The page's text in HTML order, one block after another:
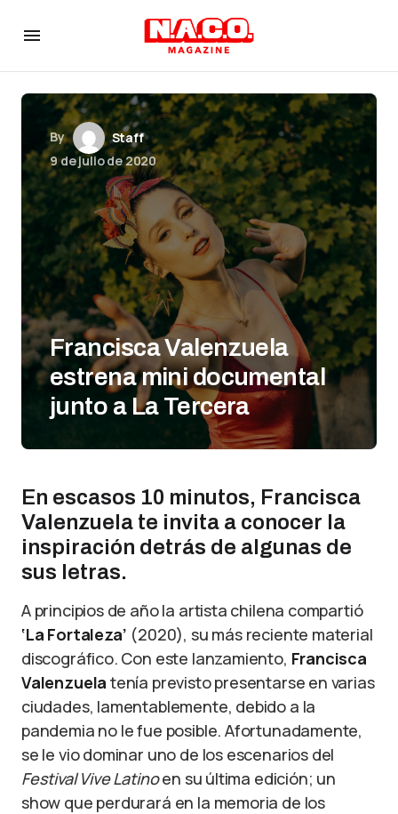
By
Staff
9 de julio de 2020
Francisca Valenzuela
estrena mini documental
junto a La Tercera
En escasos 10 minutos, Francisca
Valenzuela te invita a conocer la
inspiración detrás de algunas de
sus letras.
A principios de año la artista chilena compartió
‘La Fortaleza’ (2020), su más reciente material
discográfico. Con este lanzamiento, Francisca
Valenzuela tenía previsto presentarse en varias
ciudades, lamentablemente, debido a la
pandemia no le fue posible. Afortunadamente,
se le vio dominar uno de los escenarios del
Festival Vive Latinoen su última edición; un
show que perdurará en la memoria de los